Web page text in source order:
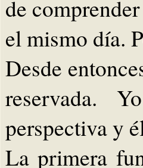
de
el mismo día.
Desde
reservada.
perspectiva y
La primera